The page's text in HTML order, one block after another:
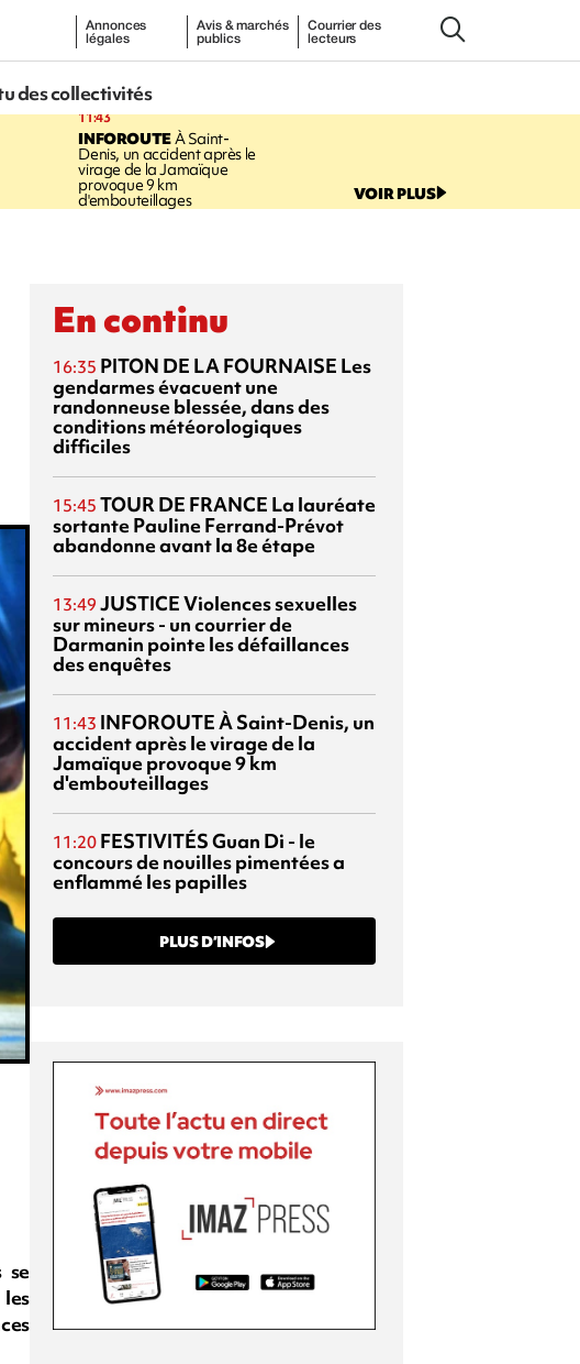
Annonces
légales
Avis & marchés
publics
Courrier des
lecteurs
des collectivités
11:43
INFOROUTEÀ Saint-
Denis, un accident après le
virage de la Jamaïque
provoque 9 km
d'embouteillages VOIR PLUS
se
En continu
16:35 PITON DE LA FOURNAISE Les
gendarmes évacuent une
randonneuse blessée, dans des
conditions météorologiques
difficiles
15:45 TOUR DE FRANCE La lauréate
sortante Pauline Ferrand-Prévot
abandonne avant la 8e étape
13:49 JUSTICEViolences sexuelles
sur mineurs - un courrier de
Darmanin pointe les défaillances
des enquêtes
11:43 INFOROUTEÀ Saint-Denis, un
accident après le virage de la
Jamaïque provoque 9 km
d'embouteillages
11:20 FESTIVITÉSGuan Di - le
concours de nouilles pimentées a
enflammé les papilles
PLUS D’INFOS